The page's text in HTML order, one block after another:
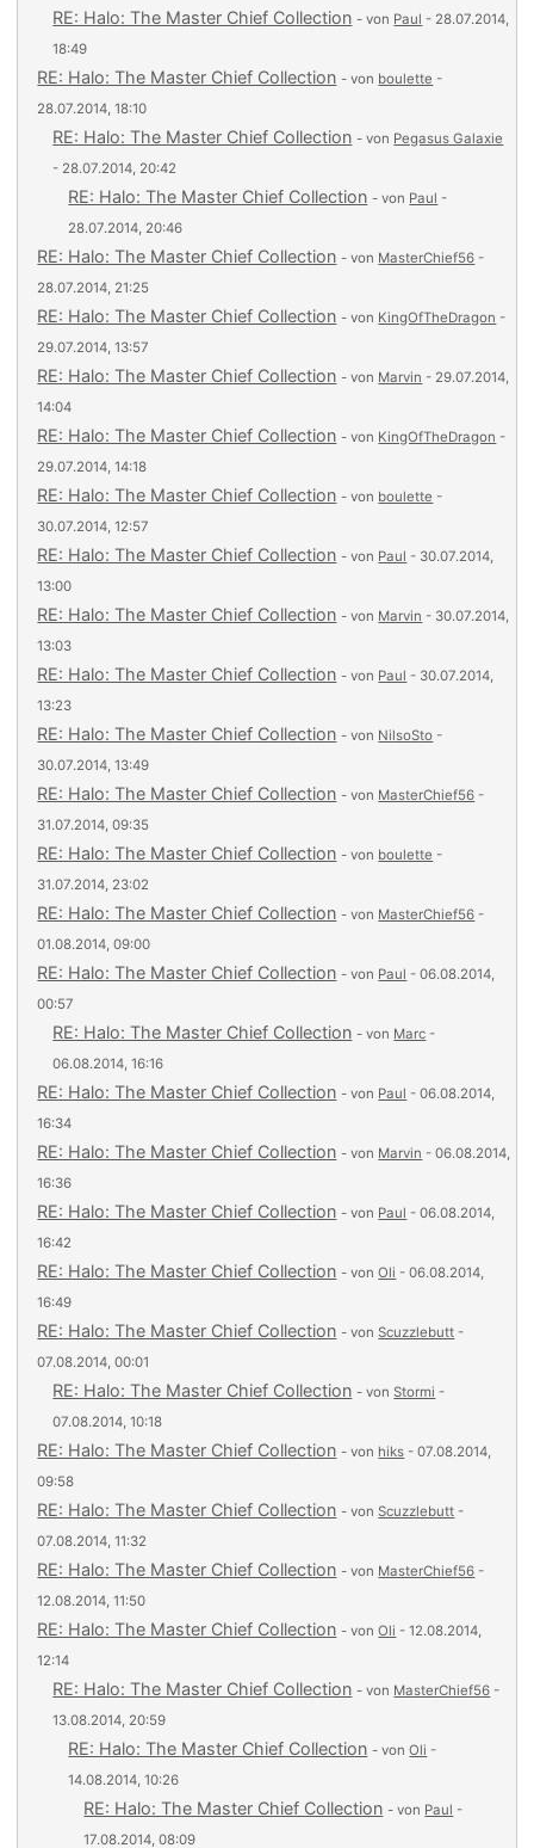
RE: Halo: The Master Chief Collection - von Paul - 28.07.2014,
18:49
RE: Halo: The Master Chief Collection - von boulette -
28.07.2014, 18:10
RE: Halo: The Master Chief Collection - von Pegasus Galaxie
- 28.07.2014, 20:42
RE: Halo: The Master Chief Collection - von Paul -
28.07.2014, 20:46
RE: Halo: The Master Chief Collection - von MasterChief56 -
28.07.2014, 21:25
RE: Halo: The Master Chief Collection - von KingOfTheDragon -
29.07.2014, 13:57
RE: Halo: The Master Chief Collection - von Marvin - 29.07.2014,
14:04
RE: Halo: The Master Chief Collection - von KingOfTheDragon -
29.07.2014, 14:18
RE: Halo: The Master Chief Collection - von boulette -
30.07.2014, 12:57
RE: Halo: The Master Chief Collection - von Paul - 30.07.2014,
13:00
RE: Halo: The Master Chief Collection - von Marvin - 30.07.2014,
13:03
RE: Halo: The Master Chief Collection - von Paul - 30.07.2014,
13:23
RE: Halo: The Master Chief Collection - von NilsoSto -
30.07.2014, 13:49
RE: Halo: The Master Chief Collection - von MasterChief56 -
31.07.2014, 09:35
RE: Halo: The Master Chief Collection - von boulette -
31.07.2014, 23:02
RE: Halo: The Master Chief Collection - von MasterChief56 -
01.08.2014, 09:00
RE: Halo: The Master Chief Collection - von Paul - 06.08.2014,
00:57
RE: Halo: The Master Chief Collection - von Marc -
06.08.2014, 16:16
RE: Halo: The Master Chief Collection - von Paul - 06.08.2014,
16:34
RE: Halo: The Master Chief Collection - von Marvin - 06.08.2014,
16:36
RE: Halo: The Master Chief Collection - von Paul - 06.08.2014,
16:42
RE: Halo: The Master Chief Collection - vonOli - 06.08.2014,
16:49
RE: Halo: The Master Chief Collection - vonScuzzlebutt -
07.08.2014, 00:01
RE: Halo: The Master Chief Collection - vonStormi -
07.08.2014, 10:18
RE: Halo: The Master Chief Collection - von hiks - 07.08.2014,
09:58
RE: Halo: The Master Chief Collection - vonScuzzlebutt -
07.08.2014, 11:32
RE: Halo: The Master Chief Collection - von MasterChief56 -
12.08.2014, 11:50
RE: Halo: The Master Chief Collection - vonOli - 12.08.2014,
12:14
RE: Halo: The Master Chief Collection - von MasterChief56 -
13.08.2014, 20:59
RE: Halo: The Master Chief Collection - vonOli -
14.08.2014, 10:26
RE: Halo: The Master Chief Collection - von Paul -
17.08.2014, 08:09